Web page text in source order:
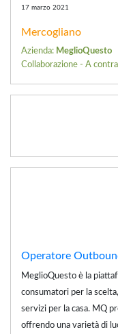
17 marzo 2021
Mercogliano
Azienda: MeglioQuesto
Collaborazione - A
Operatore
MeglioQuesto è la
consumatori per la
servizi per la casa. MQ
offrendo una varietà di